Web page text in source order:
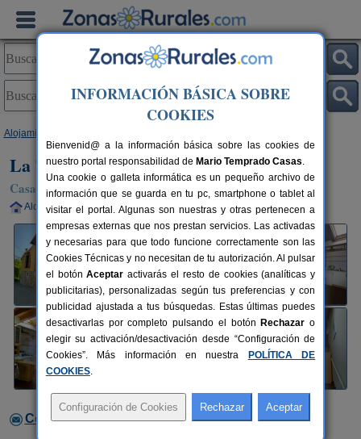
Alojamientos
La Tená
Casa Rural en Sardalla (Asturias)
Alquiler completo 2-5+1 plazas 90 km de Oviedo
Contactar con el alojamiento
INFORMACIÓN BÁSICA SOBRE
COOKIES
Bienvenid@ a la información básica sobre las cookies de
nuestro portal responsabilidad de Mario Temprado Casas.
Una cookie o galleta informática es un pequeño archivo de
información que se guarda en tu pc, smartphone o tablet al
visitar el portal. Algunas son nuestras y otras pertenecen a
empresas externas que nos prestan servicios. Las activadas
y necesarias para que todo funcione correctamente son las
Cookies Técnicas y no necesitan de tu autorización. Al pulsar
el botónAceptar activarás el resto de cookies (analíticas y
publicitarias), personalizadas según tus preferencias y con
publicidad ajustada a tus búsquedas. Estas últimas puedes
desactivarlas por completo pulsando el botón Rechazar o
elegir su activación/desactivación desde “Configuración de
Cookies”. Más información en nuestra
POLÍTICA DE
COOKIES.